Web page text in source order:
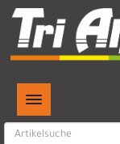
TOGGLE